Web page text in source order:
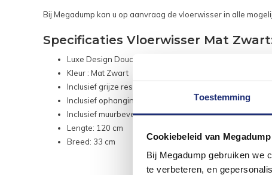
Toestemming
Cookiebeleid van Megadump
Bij Megadump gebruiken we
te verbeteren, en
Bij Megadump kan u op aanvraag de vloerwisser in alle
Specificaties Vloerwisser Mat
Luxe Design Douche / Badkamer-Vloerwisser /
Kleur : Mat Zwart
Inclusief grijze reserverubber makkelijk te vervangen
Inclusief ophanging en bevestigingsmateriaal
Inclusief muurbevestiging
Lengte: 120 cm
Breed: 33 cm